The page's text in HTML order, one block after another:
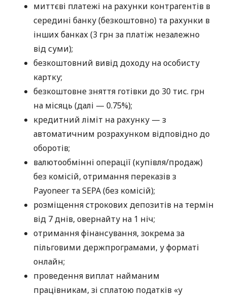
миттєві платежі на рахунки контрагентів в
середині банку (безкоштовно) та рахунки в
інших банках (3 грн за платіж незалежно
від суми);
безкоштовний вивід доходу на особисту
картку;
безкоштовне зняття готівки до 30 тис. грн
на місяць (далі — 0.75%);
кредитний ліміт на рахунку — з
автоматичним розрахунком відповідно до
оборотів;
валютообмінні операції (купівля/продаж)
без комісій, отримання переказів з
Payoneer та SEPA (без комісій);
розміщення строкових депозитів на термін
від 7 днів, овернайту на 1 ніч;
отримання фінансування, зокрема за
пільговими держпрограмами, у форматі
онлайн;
проведення виплат найманим
працівникам, зі сплатою податків «у